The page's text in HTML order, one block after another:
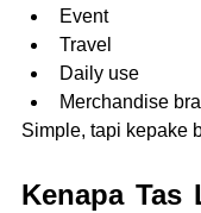
Event
Travel
Daily use
Merchandise
Simple, tapi kepake
Kenapa Tas